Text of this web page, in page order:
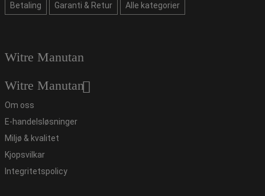
Betaling Garanti & Retur Alle kategorier
Witre Manutan
Witre Manutan
Om oss
E-handelsløsninger
Miljø & kvalitet
Kjopsvilkar
Integritetspolicy